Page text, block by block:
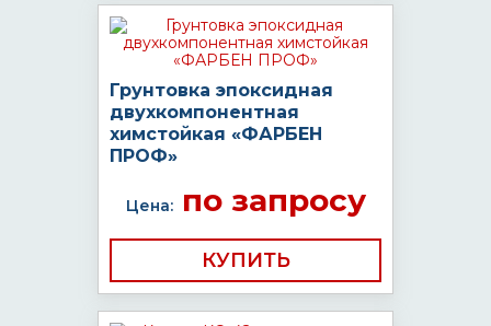
Грунтовка эпоксидная
двухкомпонентная
химстойкая «ФАРБЕН
ПРОФ»
Цена:по запросу
КУПИТЬ